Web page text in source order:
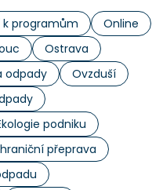
k programům
Online
Ostrava
odpady
Ovzduší
podniku
přeprava